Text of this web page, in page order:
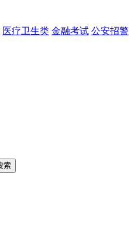
医疗卫生类 金融考试 公安招警